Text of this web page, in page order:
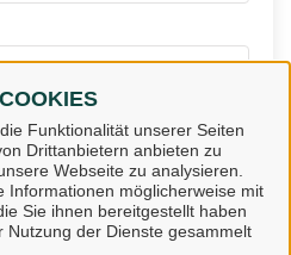
Funktionalität unserer Seiten
Drittanbietern anbieten zu
Webseite zu analysieren.
Informationen möglicherweise mit
Sie ihnen bereitgestellt haben
der Dienste gesammelt